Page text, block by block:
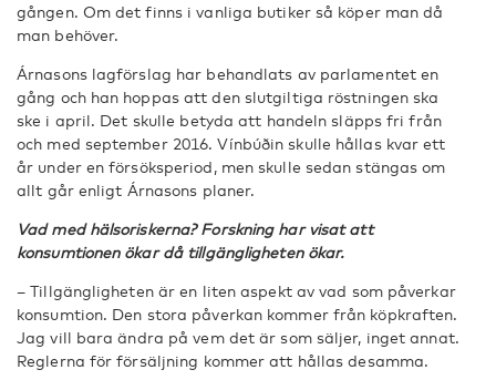
gången. Om det finns i vanliga butiker så köper man då
man behöver.
Árnasons lagförslag har behandlats av parlamentet en
gång och han hoppas att den slutgiltiga röstningen ska
ske i april. Det skulle betyda att handeln släpps fri från
och med september 2016. Vínbúðin skulle hållas kvar ett
år under en försöksperiod, men skulle sedan stängas om
allt går enligt Árnasons planer.
Vad med hälsoriskerna? Forskning har visat att
konsumtionen ökar då tillgängligheten ökar.
– Tillgängligheten är en liten aspekt av vad som påverkar
konsumtion. Den stora påverkan kommer från köpkraften.
Jag vill bara ändra på vem det är som säljer, inget annat.
Reglerna för försäljning kommer att hållas desamma.